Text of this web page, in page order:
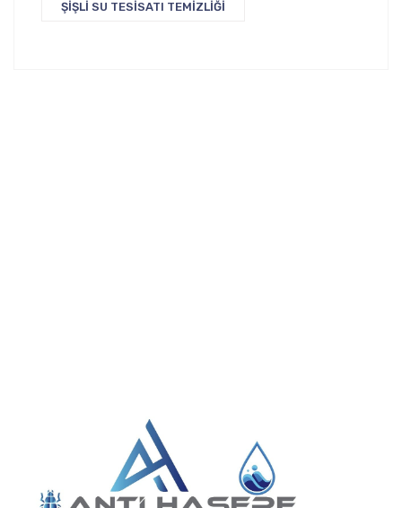
ŞIŞLI SU TESISATI TEMIZLIĞI